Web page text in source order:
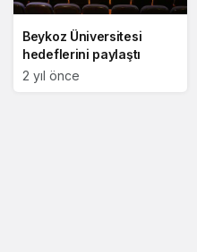
Beykoz Üniversitesi
hedeflerini paylaştı
2 yıl önce